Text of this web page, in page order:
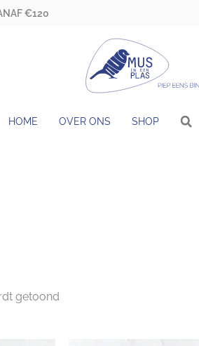
€120
HOME OVER ONS SHOP
getoond